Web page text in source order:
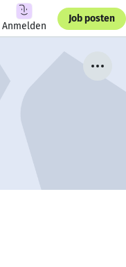
Anmelden
Job posten